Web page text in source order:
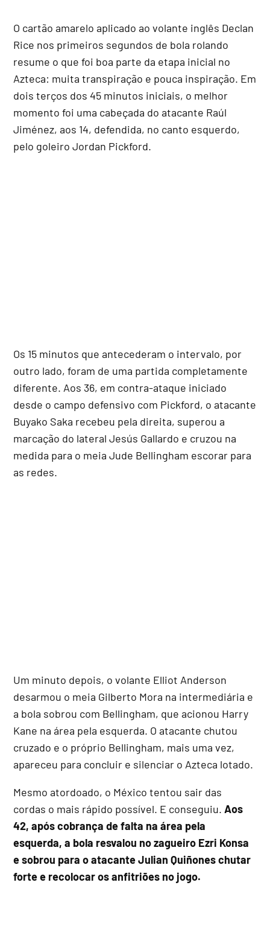
O cartão amarelo aplicado ao volante inglês Declan
Rice nos primeiros segundos de bola rolando
resume o que foi boa parte da etapa inicial no
Azteca: muita transpiração e pouca inspiração. Em
dois terços dos 45 minutos iniciais, o melhor
momento foi uma cabeçada do atacante Raúl
Jiménez, aos 14, defendida, no canto esquerdo,
pelo goleiro Jordan Pickford.
Os 15 minutos que antecederam o intervalo, por
outro lado, foram de uma partida completamente
diferente. Aos 36, em contra-ataque iniciado
desde o campo defensivo com Pickford, o atacante
Buyako Saka recebeu pela direita, superou a
marcação do lateral Jesús Gallardo e cruzou na
medida para o meia Jude Bellingham escorar para
as redes.
Um minuto depois, o volante Elliot Anderson
desarmou o meia Gilberto Mora na intermediária e
a bola sobrou com Bellingham, que acionou Harry
Kane na área pela esquerda. O atacante chutou
cruzado e o próprio Bellingham, mais uma vez,
apareceu para concluir e silenciar o Azteca lotado.
Mesmo atordoado, o México tentou sair das
cordas o mais rápido possível. E conseguiu.Aos
42, após cobrança de falta na área pela
esquerda, a bola resvalou no zagueiro Ezri Konsa
e sobrou para o atacante Julian Quiñones chutar
forte e recolocar os anfitriões no jogo.